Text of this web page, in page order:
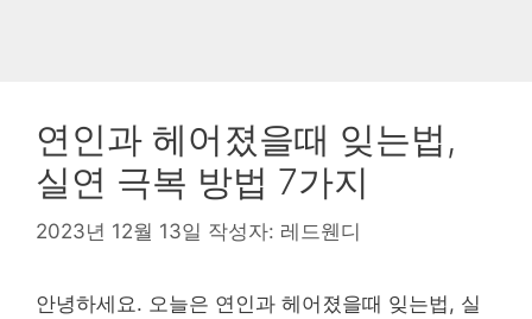
연인과 헤어졌을때 잊는법,
실연 극복 방법 7가지
2023년 12월 13일 작성자: 레드웬디
안녕하세요. 오늘은 연인과 헤어졌을때 잊는법, 실